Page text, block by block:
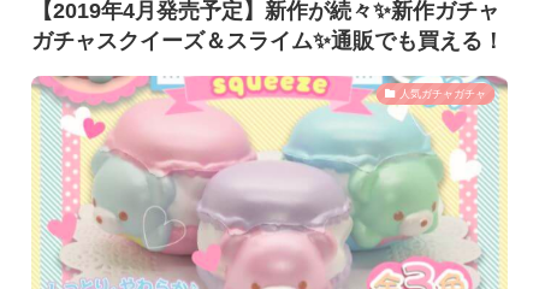
【2019年4月発売予定】新作が続々✨新作ガチャ
ガチャスクイーズ＆スライム✨通販でも買える！
人気ガチャガチャ